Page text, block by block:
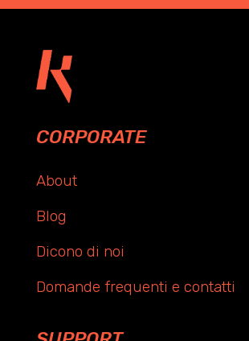
CORPORATE
About
Blog
Dicono di noi
Domande frequenti e contatti